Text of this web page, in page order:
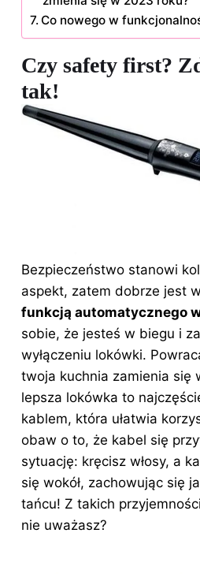
Co nowego w
Czy safety first?
tak!
Bezpieczeństwo stanowi
aspekt, zatem dobrze jest
funkcją automatycznego
sobie, że jesteś w biegu i
wyłączeniu lokówki.
twoja kuchnia zamienia się
lepsza lokówka to
kablem, która ułatwia
obaw o to, że kabel się
sytuację: kręcisz włosy, a
się wokół, zachowując się
tańcu! Z takich
nie uważasz?